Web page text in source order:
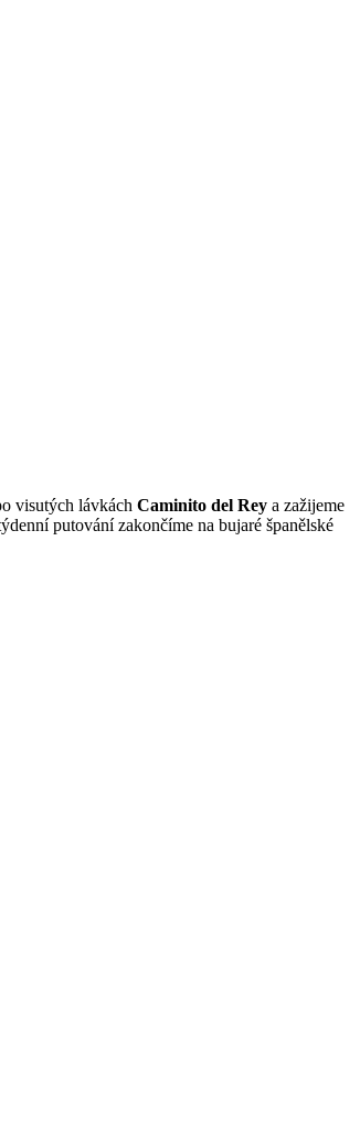
visutých lávkách Caminito del Rey a zažijeme
putování zakončíme na bujaré španělské